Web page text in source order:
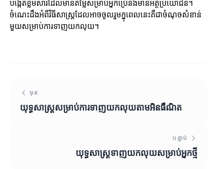
បង្កើតខ្លឹមសារដែលមានតម្លៃសម្រាប់អ្នកប្រើនឹងមានអត្ថប្រយោជន៍។
ចំណេះដឹងអំពីវិធីសាស្ត្រដែលអាចចូលរួមក្នុពេលនេះគឺជាចំណុចសំខាន់
មួយសម្រាប់ការទាញយកលុយ។
មុន
យុទ្ធសាស្ត្រសម្រាប់ការទាញយកលុយតាមអិនធឺណិត
បន្ទាប់
យុទ្ធសាស្ត្រទាញយកលុយសម្រាប់អ្នកថ្មី